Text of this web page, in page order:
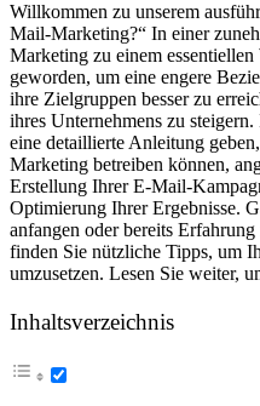
Willkommen zu unserem
Mail-Marketing?“ In einer
Marketing zu einem
geworden, um eine engere
ihre Zielgruppen besser zu
ihres Unternehmens zu
eine detaillierte Anleitung
Marketing betreiben können,
Erstellung Ihrer E-Mail-
Optimierung Ihrer Ergebnisse.
anfangen oder bereits
finden Sie nützliche Tipps, um
umzusetzen. Lesen Sie weiter,
Inhaltsverzeichnis